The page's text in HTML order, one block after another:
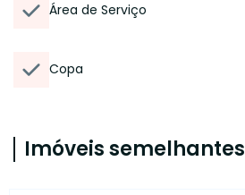
Área de Serviço
Copa
Imóveis semelhantes